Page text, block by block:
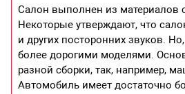
Салон выполнен из материалов
Некоторые утверждают, что
и других посторонних звуков.
более дорогими моделями.
разной сборки, так, например,
Автомобиль имеет достаточно